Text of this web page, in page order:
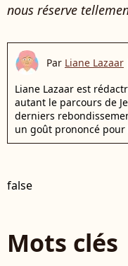
nous réserve
Par Liane Lazaar
Liane Lazaar est
autant le parcours de
derniers
un goût prononcé pour
false
Mots clés